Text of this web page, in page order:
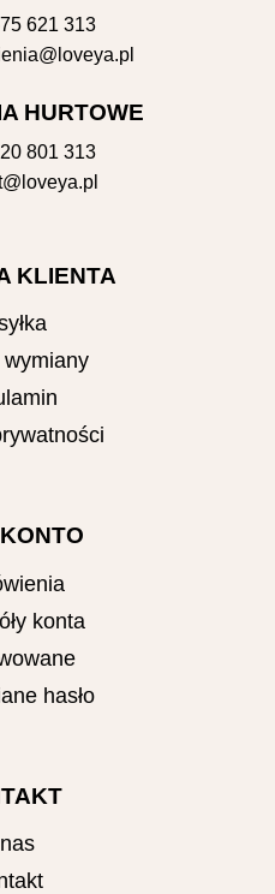
621 313
HURTOWE
801 313
KLIENTA
konta
hasło